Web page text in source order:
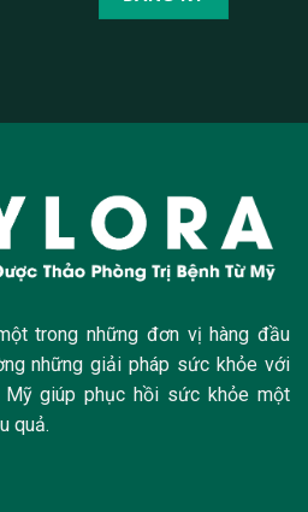
trong những đơn vị hàng đầu
những giải pháp sức khỏe với
giúp phục hồi sức khỏe một
quả.